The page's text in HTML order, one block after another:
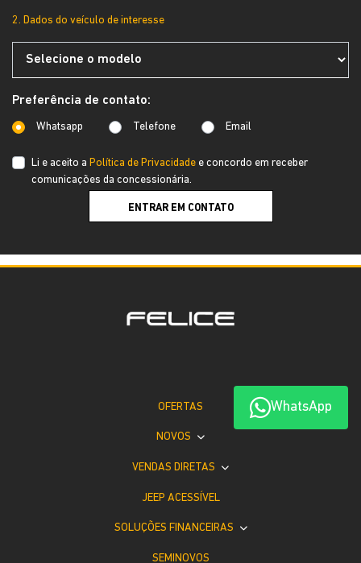
2. Dados do veículo de interesse
Preferência de contato:
Whatsapp Telefone Email
Li e aceito a Política de Privacidade e concordo em receber
comunicações da concessionária.
ENTRAR EM CONTATO
WhatsApp
OFERTAS
NOVOS
VENDAS DIRETAS
JEEP ACESSÍVEL
SOLUÇÕES FINANCEIRAS
SEMINOVOS